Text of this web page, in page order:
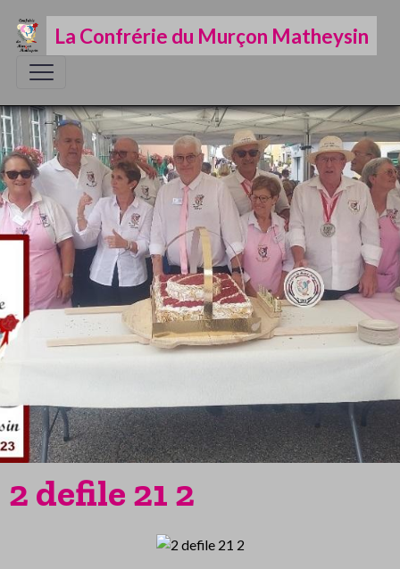
La Confrérie du Murçon Matheysin
2 defile 21 2